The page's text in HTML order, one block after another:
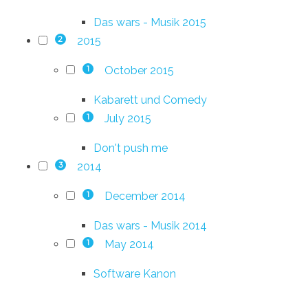
Das wars - Musik 2015
2 2015
1 October 2015
Kabarett und Comedy
1 July 2015
Don't push me
3 2014
1 December 2014
Das wars - Musik 2014
1 May 2014
Software Kanon